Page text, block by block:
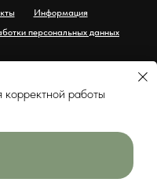
Информация
персональных данных
работы